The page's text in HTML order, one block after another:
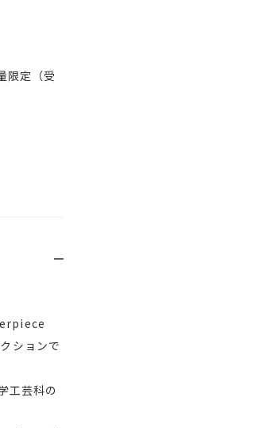
限定（受
ションで
工芸科の